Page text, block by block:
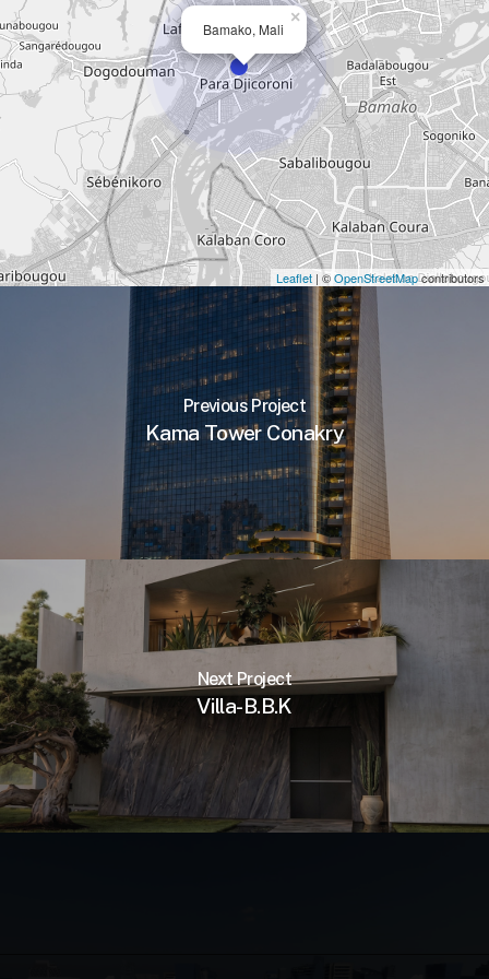
Bamako, Mali
×
Leaflet | ©OpenStreetMapcontributors
Previous Project
Kama Tower Conakry
Next Project
Villa-B.B.K